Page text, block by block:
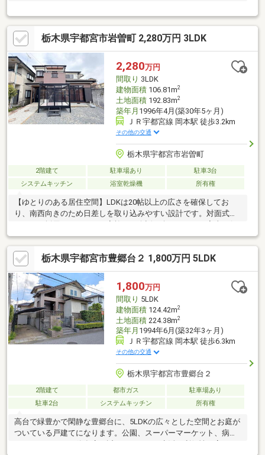
栃木県宇都宮市岩曽町 2,280万円 3LDK
2,280万円
間取り 3LDK
建物面積106.81m2
土地面積192.83m2
築年月 1996年4月(築30年5ヶ月)
ＪＲ宇都宮線 岡本駅 徒歩3.2km
その他の交通
栃木県宇都宮市岩曽町
2階建て 駐車場あり
駐車3台
システムキッチン
浴室乾燥機 所有権
【ゆとりのある居住空間】LDKは20帖以上の広さを確保してお
り、南西向きのため日差しを取り込みやすい設計です。対面式キ
ッチンを採用しており、ご家族との会話を楽しみながら家事を行
えます。【充実した収納設備】全居室に収納スペースを設けてお
り、寝室には季節物の衣類などをまとめて収納できるウォークイ
ンクローゼットを備えています。【利便性の高い駐車場】敷地内
にはお車を3台まで駐車できるスペースがあります。来客時や複数
台お車をお持ちのご家庭でも余裕をもって駐車場所を確保できま
す。
栃木県宇都宮市豊郷台２ 1,800万円 5LDK
1,800万円
間取り 5LDK
建物面積124.42m2
土地面積224.38m2
築年月 1994年6月(築32年3ヶ月)
ＪＲ宇都宮線 岡本駅 徒歩6.3km
その他の交通
栃木県宇都宮市豊郷台２
2階建て 都市ガス
駐車場あり
駐車2台
システムキッチン 所有権
高台で緑豊かで閑静な豊郷台に、5LDKの広々とした空間とお庭が
ついている戸建てになります。公園、スーパーマーケット、病院